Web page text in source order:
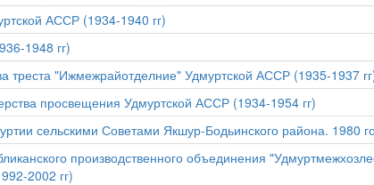
АССР (1934-1940 гг)
1948 гг)
треста "Ижмежрайотделние" Удмуртской АССР (1935-1937
просвещения Удмуртской АССР (1934-1954 гг)
сельскими Советами Якшур-Бодьинского района. 1980
производственного объединения
2002 гг)